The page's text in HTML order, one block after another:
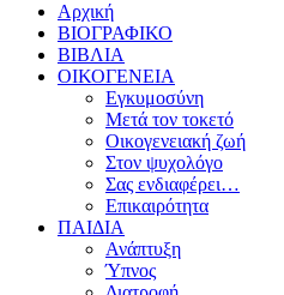
Αρχική
ΒΙΟΓΡΑΦΙΚΟ
ΒΙΒΛΙΑ
ΟΙΚΟΓΕΝΕΙΑ
Εγκυμοσύνη
Μετά τον τοκετό
Οικογενειακή ζωή
Στον ψυχολόγο
Σας ενδιαφέρει…
Επικαιρότητα
ΠΑΙΔΙΑ
Ανάπτυξη
Ύπνος